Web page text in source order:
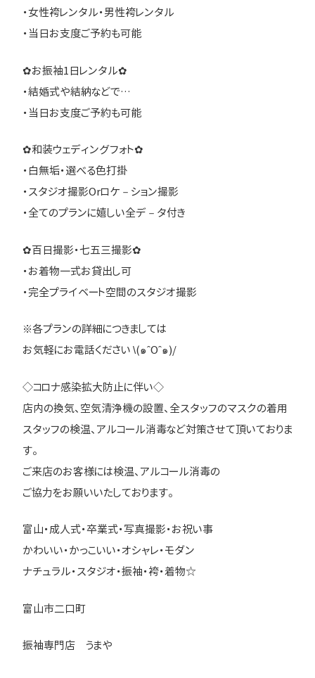
・女性袴レンタル・男性袴レンタル
・当日お支度ご予約も可能
✿お振袖1日レンタル✿
・結婚式や結納などで…
・当日お支度ご予約も可能
✿和装ウェディングフォト✿
・白無垢・選べる色打掛
・スタジオ撮影Orロケ－ション撮影
・全てのプランに嬉しい全デ－タ付き
✿百日撮影・七五三撮影✿
・お着物一式お貸出し可
・完全プライベート空間のスタジオ撮影
※各プランの詳細につきましては
お気軽にお電話ください \(๑ˆOˆ๑)/
◇コロナ感染拡大防止に伴い◇
店内の換気、空気清浄機の設置、全スタッフのマスクの着用
スタッフの検温、アルコール消毒など対策させて頂いておりま
す。
ご来店のお客様には検温、アルコール消毒の
ご協力をお願いいたしております。
富山・成人式・卒業式・写真撮影・お祝い事
かわいい・かっこいい・オシャレ・モダン
ナチュラル・スタジオ・振袖・袴・着物☆
富山市二口町
振袖専門店 うまや